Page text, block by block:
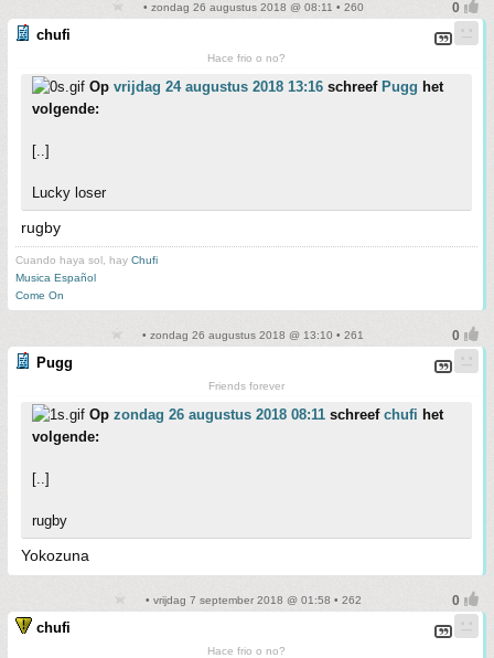
• zondag 26 augustus 2018 @ 08:11 • 260
chufi
Hace frio o no?
Op vrijdag 24 augustus 2018 13:16 schreef Pugg het
volgende:
[..]
Lucky loser
rugby
Cuando haya sol, hay Chufi
Musica Español
Come On
• zondag 26 augustus 2018 @ 13:10 • 261
Pugg
Friends forever
Op zondag 26 augustus 2018 08:11 schreef chufi het
volgende:
[..]
rugby
Yokozuna
• vrijdag 7 september 2018 @ 01:58 • 262
chufi
Hace frio o no?